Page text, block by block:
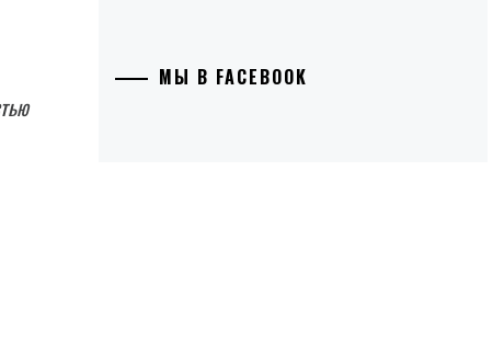
МЫ В FACEBOOK